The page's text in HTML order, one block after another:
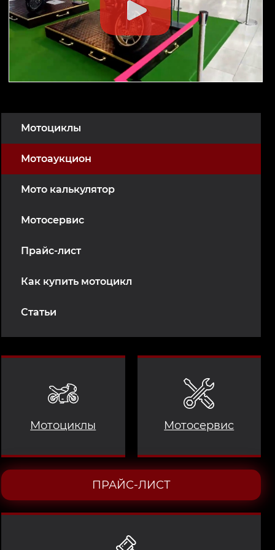
Мотоциклы
Мотоаукцион
Мото калькулятор
Мотосервис
Прайс-лист
Как купить мотоцикл
Статьи
Мотоциклы Мотосервис
ПРАЙС-ЛИСТ